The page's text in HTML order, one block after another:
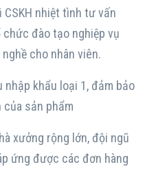
nhiệt tình tư vấn
đào tạo nghiệp vụ
cho nhân viên.
nhập khẩu loại 1, đảm bảo
sản phẩm
xưởng rộng lớn, đội ngũ
ứng được các đơn hàng